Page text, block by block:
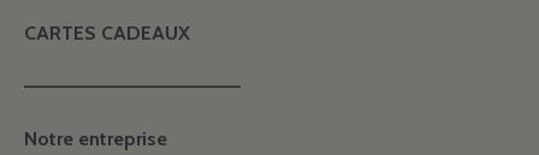
CARTES CADEAUX
———————————————
Notre entreprise